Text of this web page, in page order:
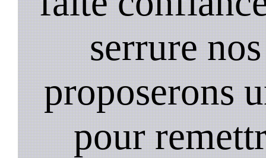
serrure
proposerons
pour